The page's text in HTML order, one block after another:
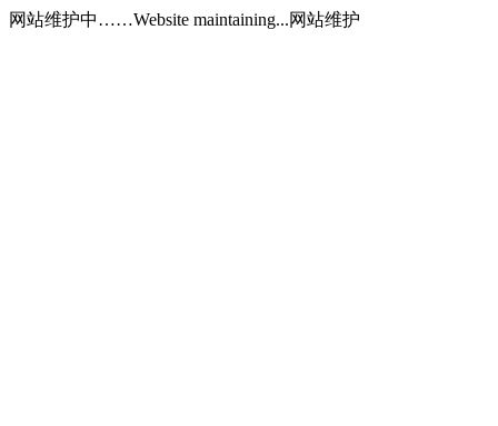
网站维护中……Website maintaining...网站维护